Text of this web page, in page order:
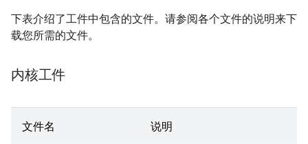
下表介绍了工件中包含的文件。请参阅各个文件的说明来下
载您所需的文件。
内核工件
文件名 说明